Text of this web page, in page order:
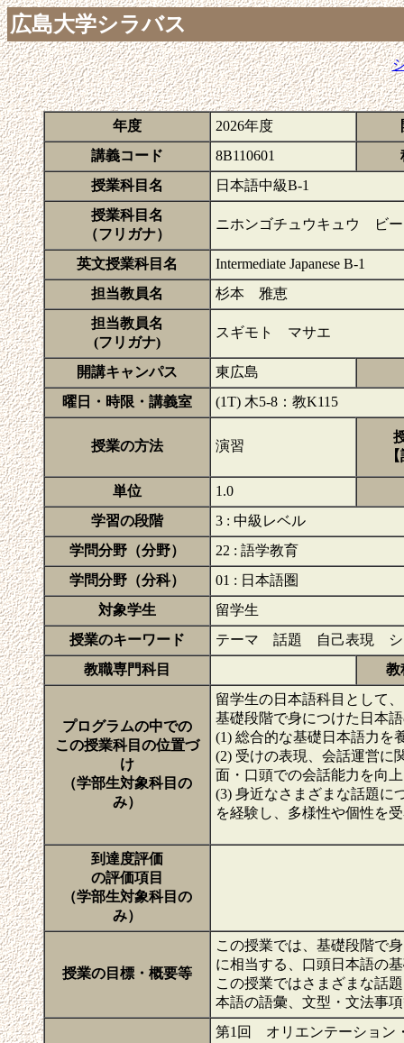
広島大学シラバス
年度 2026年度
講義コード
8B110601
授業科目名
日本語中級B-1
授業科目名
（フリガナ）
ニホンゴチュウキュウ ビ
英文授業科目名
Intermediate Japanese B-1
担当教員名
杉本 雅恵
担当教員名
(フリガナ)
スギモト マサエ
開講キャンパス
東広島
曜日・時限・講義室
(1T) 木5-8：教K115
授業の方法 演習
単位
1.0
学習の段階
3 : 中級レベル
学問分野（分野）
22 : 語学教育
学問分野（分科）
01 : 日本語圏
対象学生
留学生
授業のキーワード
テーマ 話題 自己表現 シ
教職専門科目
教
プログラムの中での
この授業科目の位置づ
け
（学部生対象科目の
み）
留学生の日本語科目として
基礎段階で身につけた日本
(1) 総合的な基礎日本語力を
(2) 受けの表現、会話運営に
面・口頭での会話能力を向
(3) 身近なさまざまな話題に
を経験し、多様性や個性を
到達度評価
の評価項目
（学部生対象科目の
み）
授業の目標・概要等
この授業では、基礎段階で
に相当する、口頭日本語の
この授業ではさまざまな話
本語の語彙、文型・文法事
第1回 オリエンテーション